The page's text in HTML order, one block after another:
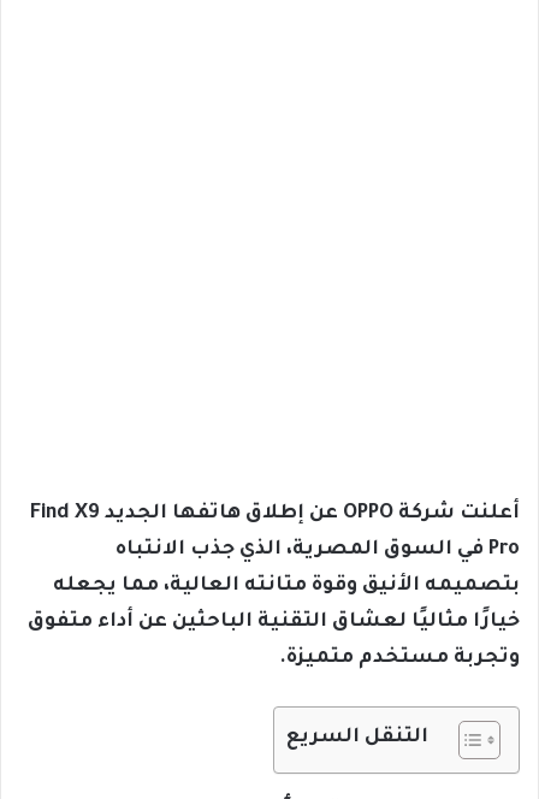
أعلنت شركة OPPO عن إطلاق هاتفها الجديد Find X9
Pro في السوق المصرية، الذي جذب الانتباه
بتصميمه الأنيق وقوة متانته العالية، مما يجعله
خيارًا مثاليًا لعشاق التقنية الباحثين عن أداء متفوق
وتجربة مستخدم متميزة.
التنقل السريع